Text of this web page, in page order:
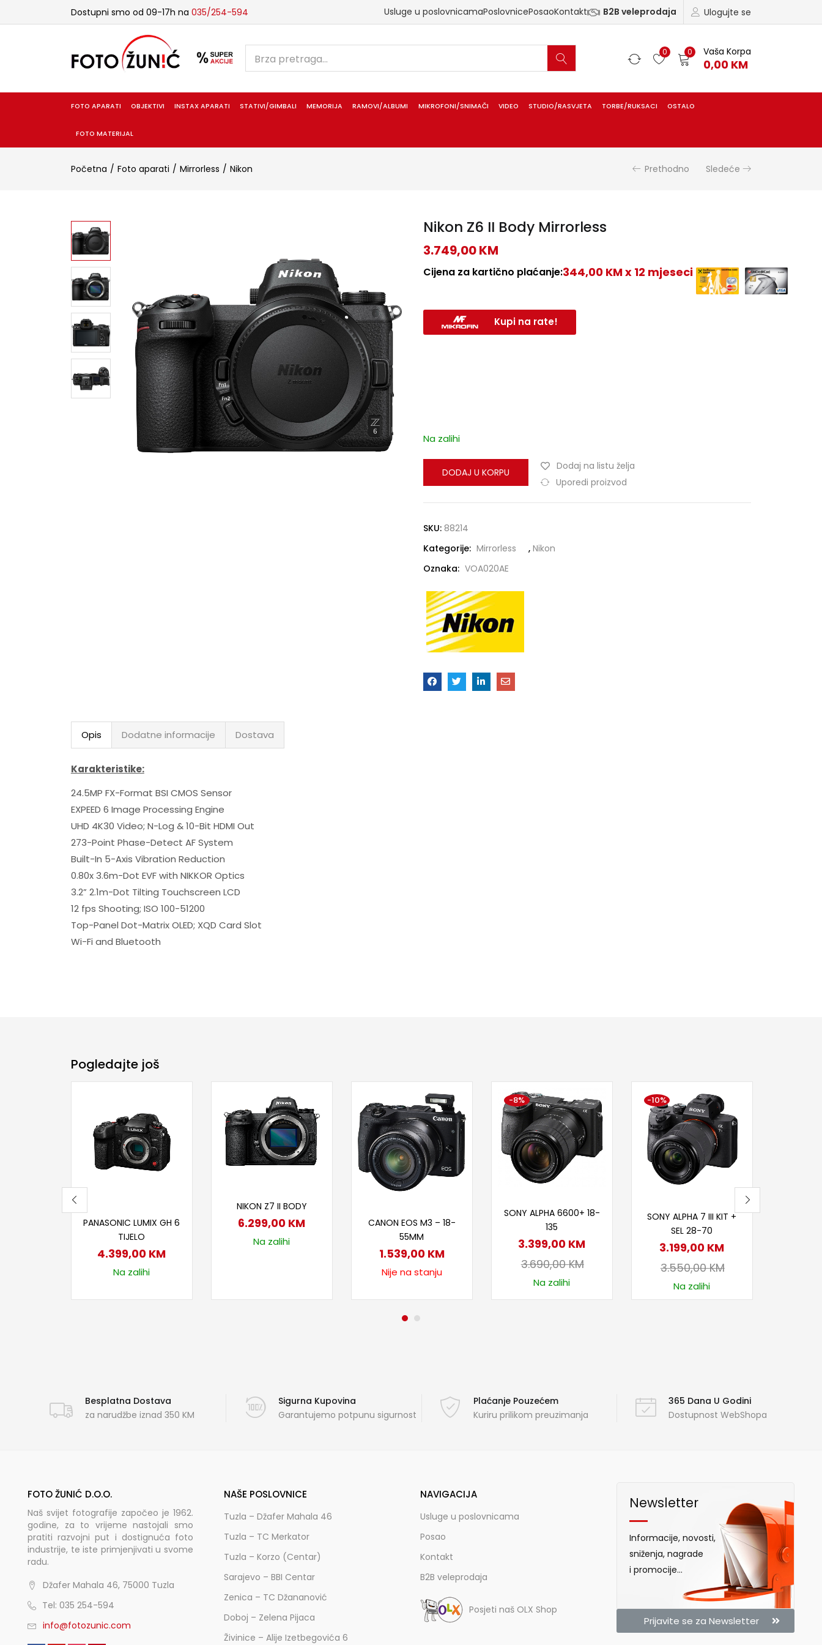
Dostupni smo od 09-17h na 035/254-594 Ulogujte se
Usluge u poslovnicamaPoslovnicePosaoKontakt B2B veleprodaja
0 0 Vaša Korpa
0,00 KM
FOTO APARATI OBJEKTIVI INSTAX APARATI STATIVI/GIMBALI MEMORIJA RAMOVI/ALBUMI MIKROFONI/SNIMAČI VIDEO STUDIO/RASVJETA TORBE/RUKSACI OSTALO
FOTO MATERIJAL
Početna Foto aparati Mirrorless Nikon Prethodno Sledeće
Nikon Z6 II Body Mirrorless
3.749,00KM
Cijena za kartično plaćanje:344,00 KM x 12 mjeseci
Kupi na rate!
Na zalihi
DODAJ U KORPU
Dodaj na listu želja
Uporedi proizvod
SKU: 88214
Kategorije: Mirrorless , Nikon
Oznaka: VOA020AE
Opis Dodatne informacije Dostava
Karakteristike:
24.5MP FX-Format BSI CMOS Sensor
EXPEED 6 Image Processing Engine
UHD 4K30 Video; N-Log & 10-Bit HDMI Out
273-Point Phase-Detect AF System
Built-In 5-Axis Vibration Reduction
0.80x 3.6m-Dot EVF with NIKKOR Optics
3.2” 2.1m-Dot Tilting Touchscreen LCD
12 fps Shooting; ISO 100-51200
Top-Panel Dot-Matrix OLED; XQD Card Slot
Wi-Fi and Bluetooth
Pogledajte još
PANASONIC LUMIX GH 6
TIJELO
4.399,00 KM
Na zalihi
NIKON Z7 II BODY
6.299,00 KM
Na zalihi
CANON EOS M3 – 18-
55MM
1.539,00 KM
Nije na stanju
SONY ALPHA 6600+ 18-
135
3.399,00 KM
3.690,00KM
-8%
Na zalihi
SONY ALPHA 7 III KIT +
SEL 28-70
3.199,00 KM
3.550,00KM
-10%
Na zalihi
Besplatna Dostava
za narudžbe iznad 350 KM
Sigurna Kupovina
Garantujemo potpunu sigurnost
Plaćanje Pouzećem
Kuriru prilikom preuzimanja
365 Dana U Godini
Dostupnost WebShopa
FOTO ŽUNIĆ D.O.O.
Naš svijet fotografije započeo je 1962.
godine, za to vrijeme nastojali smo
pratiti razvojni put i dostignuća foto
industrije, te iste primjenjivati u svome
radu.
Džafer Mahala 46, 75000 Tuzla
Tel: 035 254-594
info@fotozunic.com
NAŠE POSLOVNICE
Tuzla – Džafer Mahala 46
Tuzla – TC Merkator
Tuzla – Korzo (Centar)
Sarajevo – BBI Centar
Zenica – TC Džananović
Doboj – Zelena Pijaca
Živinice – Alije Izetbegovića 6
NAVIGACIJA
Usluge u poslovnicama
Posao
Kontakt
B2B veleprodaja
Posjeti naš OLX Shop
Newsletter
Informacije, novosti,
sniženja, nagrade
i promocije...
Prijavite se za Newsletter